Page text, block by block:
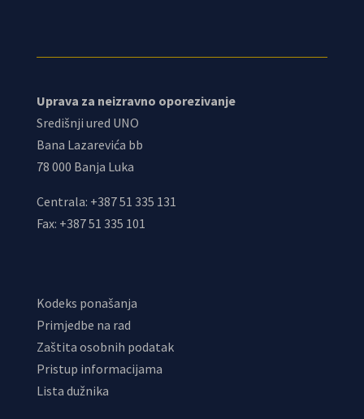
Uprava za neizravno oporezivanje
Središnji ured UNO
Bana Lazarevića bb
78 000 Banja Luka
Centrala: +387 51 335 131
Fax: +387 51 335 101
Kodeks ponašanja
Primjedbe na rad
Zaštita osobnih podatak
Pristup informacijama
Lista dužnika